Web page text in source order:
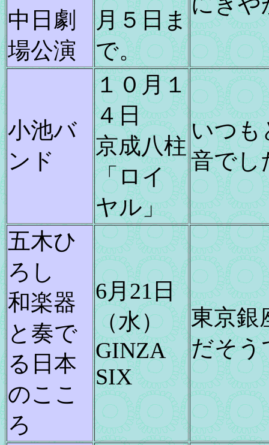
中日劇
場公演
月５日ま
で。
小池バ
ンド
１０月１
４日
京成八柱
「ロイ
ヤル」
いつも
音でし
五木ひ
ろし
和楽器
と奏で
る日本
のここ
ろ
6月21日
（水）
GINZA
SIX
東京
だそう